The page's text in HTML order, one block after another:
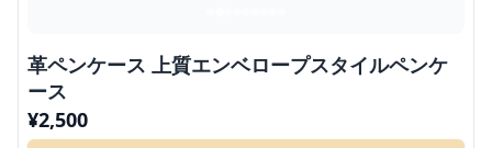
革ペンケース 上質エンベロープスタイルペンケ
ース
¥2,500